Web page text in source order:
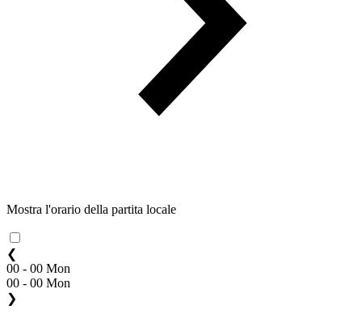
Mostra l'orario della partita locale
❮
00 - 00 Mon
00 - 00 Mon
❯